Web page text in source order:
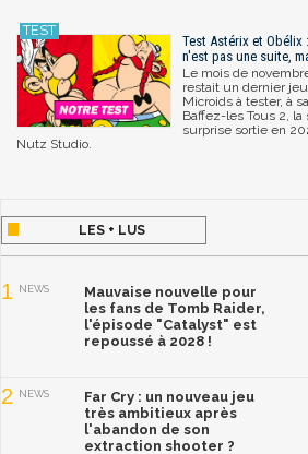
Test Astérix et Obélix
n'est pas une suite,
Le mois de
restait un dernier
Microids à tester, à
Baffez-les Tous 2,
surprise sortie en
Nutz Studio.
LES + LUS
1 NEWS
Mauvaise nouvelle pour
les fans de Tomb Raider,
l'épisode "Catalyst" est
repoussé à 2028 !
2 NEWS
Far Cry : un nouveau jeu
très ambitieux après
l'abandon de son
extraction shooter ?